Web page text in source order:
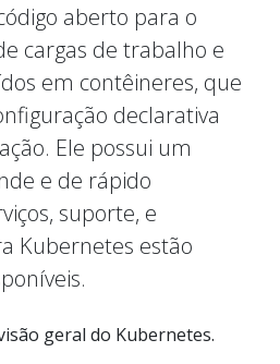
aberto para o
cargas de trabalho e
em contêineres, que
declarativa
Ele possui um
e de rápido
suporte, e
Kubernetes estão
geral do Kubernetes.